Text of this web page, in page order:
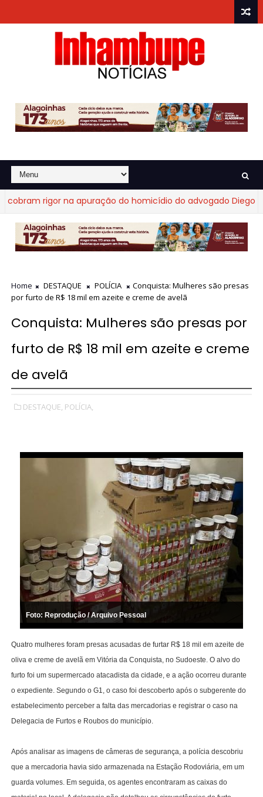
rigor na apuração do homicídio do advogado Diego
Home DESTAQUE POLÍCIA
Conquista: Mulheres são presas
por furto de R$ 18 mil em azeite e creme de avelã
Conquista: Mulheres são presas por
furto de R$ 18 mil em azeite e creme
de avelã
DESTAQUE, POLÍCIA,
Foto: Reprodução / Arquivo Pessoal
Quatro mulheres foram presas acusadas de furtar R$ 18 mil em azeite de
oliva e creme de avelã em Vitória da Conquista, no Sudoeste. O alvo do
furto foi um supermercado atacadista da cidade, e a ação ocorreu durante
o expediente. Segundo o G1, o caso foi descoberto após o subgerente do
estabelecimento perceber a falta das mercadorias e registrar o caso na
Delegacia de Furtos e Roubos do município.
Após analisar as imagens de câmeras de segurança, a polícia descobriu
que a mercadoria havia sido armazenada na Estação Rodoviária, em um
guarda volumes. Em seguida, os agentes encontraram as caixas do